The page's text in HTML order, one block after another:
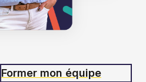
Former mon équipe